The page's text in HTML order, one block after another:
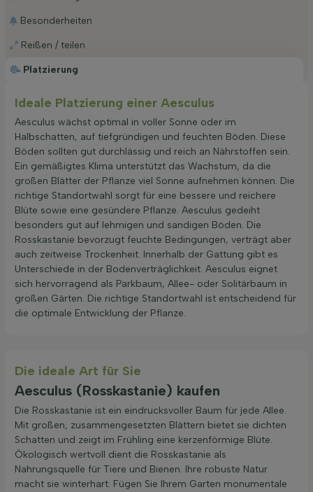
Platzierung
Besonderheiten
Reißen / teilen
Ideale Platzierung einer Aesculus
Aesculus wächst optimal in voller Sonne oder im
Halbschatten, auf tiefgründigen und feuchten Böden. Diese
Böden sollten gut durchlässig und reich an Nährstoffen sein.
Ein gemäßigtes Klima unterstützt das Wachstum, da die
großen Blätter der Pflanze viel Sonne aufnehmen können. Die
richtige Standortwahl sorgt für eine bessere und reichere
Blüte sowie eine gesündere Pflanze. Aesculus gedeiht
besonders gut auf lehmigen und sandigen Böden. Die
Rosskastanie bevorzugt feuchte Bedingungen, verträgt aber
auch zeitweise Trockenheit. Innerhalb der Gattung gibt es
Unterschiede in der Bodenverträglichkeit. Aesculus eignet
sich hervorragend als Parkbaum, Allee- oder Solitärbaum in
großen Gärten. Die richtige Standortwahl ist entscheidend für
die optimale Entwicklung der Pflanze.
Die ideale Art für Sie
Aesculus (Rosskastanie) kaufen
Die Rosskastanie ist ein eindrucksvoller Baum für jede Allee.
Mit großen, zusammengesetzten Blättern bietet sie dichten
Schatten und zeigt im Frühling eine kerzenförmige Blüte.
Ökologisch wertvoll dient die Rosskastanie als
Nahrungsquelle für Tiere und Bienen. Ihre robuste Natur
macht sie winterhart. Fügen Sie Ihrem Garten monumentale